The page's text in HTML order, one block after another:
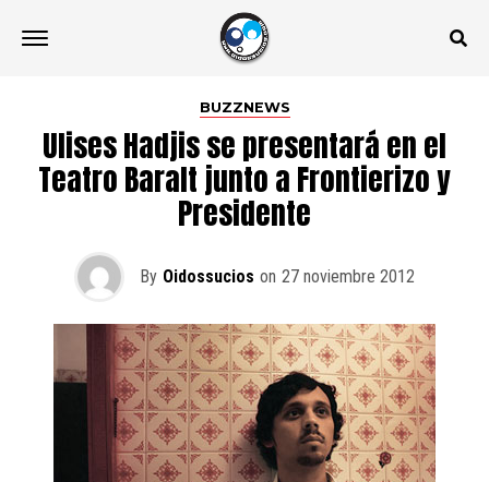
BUZZNEWS
Ulises Hadjis se presentará en el
Teatro Baralt junto a Frontierizo y
Presidente
By Oidossucios on 27 noviembre 2012